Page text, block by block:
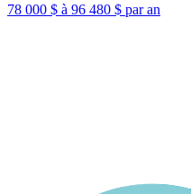
78 000 $ à 96 480 $ par an